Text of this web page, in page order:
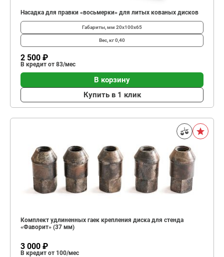
Насадка для правки «восьмерки» для литых кованых дисков
Габариты, мм 20х100х65
Вес, кг0,40
2 500 ₽
В кредит от 83/мес
В корзину
Купить в 1 клик
Комплект удлиненных гаек крепления диска для стенда
«Фаворит» (37 мм)
3 000 ₽
В кредит от 100/мес